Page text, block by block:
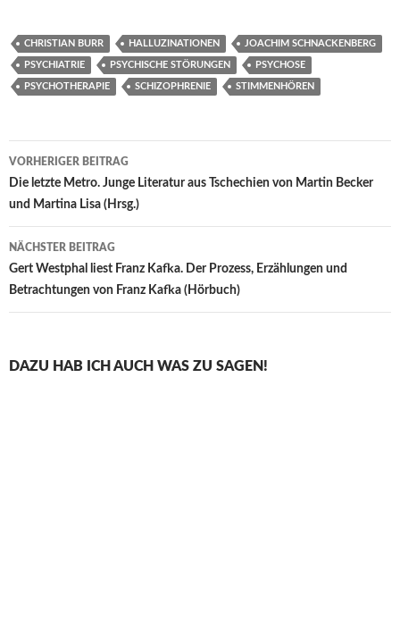
CHRISTIAN BURR HALLUZINATIONEN JOACHIM SCHNACKENBERG
PSYCHIATRIE PSYCHISCHE STÖRUNGEN PSYCHOSE
PSYCHOTHERAPIE SCHIZOPHRENIE STIMMENHÖREN
Beitragsnavigation
VORHERIGER BEITRAG
Die letzte Metro. Junge Literatur aus Tschechien von Martin Becker
und Martina Lisa (Hrsg.)
NÄCHSTER BEITRAG
Gert Westphal liest Franz Kafka. Der Prozess, Erzählungen und
Betrachtungen von Franz Kafka (Hörbuch)
DAZU HAB ICH AUCH WAS ZU SAGEN!